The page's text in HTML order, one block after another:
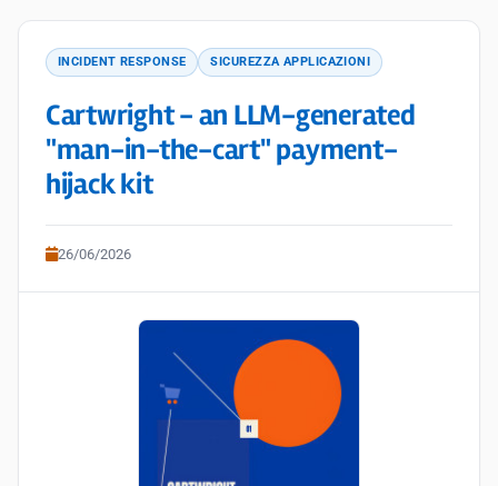
INCIDENT RESPONSE SICUREZZA APPLICAZIONI
Cartwright - an LLM-generated
"man-in-the-cart" payment-
hijack kit
26/06/2026